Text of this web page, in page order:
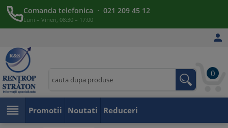
Comanda telefonica · 021 209 45 12
Luni – Vineri, 08:30 – 17:00

0
 Promotii Noutati Reduceri